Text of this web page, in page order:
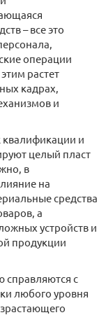
– все это
операции
растет
кадрах,
и
и
целый пласт
в
на
средства
а
устройств и
продукции
справляются с
любого уровня